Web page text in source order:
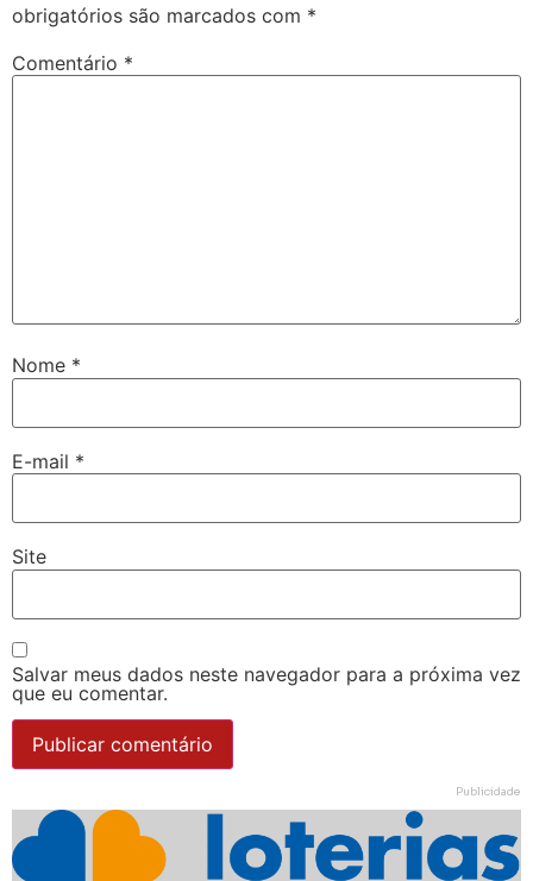
obrigatórios são marcados com *
Comentário *
Nome *
E-mail *
Site
Salvar meus dados neste navegador para a próxima vez
que eu comentar.
Publicidade